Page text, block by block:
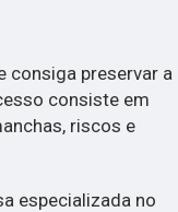
consiga preservar a
consiste em
riscos e
especializada no